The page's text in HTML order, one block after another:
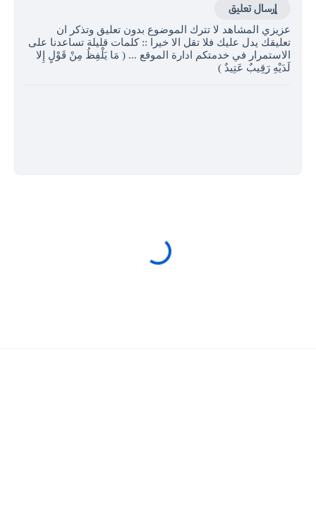
إرسال تعليق
عزيزي المشاهد لا تترك الموضوع بدون تعليق وتذكر ان
تعليقك يدل عليك فلا تقل الا خيرا :: كلمات قليلة تساعدنا على
الاستمرار في خدمتكم ادارة الموقع ... ( مَا يَلْفِظُ مِنْ قَوْلٍ إِلا
لَدَيْهِ رَقِيبٌ عَتِيدٌ )